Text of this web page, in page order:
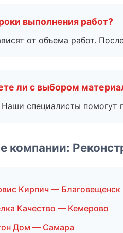
выполнения работ?
от объема работ.
ли с выбором
Наши специалисты помогут
компании:
Кирпич — Благовещенск
Качество — Кемерово
Дом — Самара